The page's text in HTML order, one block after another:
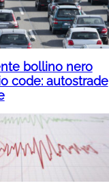
bollino nero
code: autostrade